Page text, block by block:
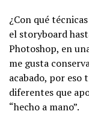
¿Con qué
el storyboard
Photoshop, en
me gusta
acabado, por eso
diferentes que
“hecho a mano”.